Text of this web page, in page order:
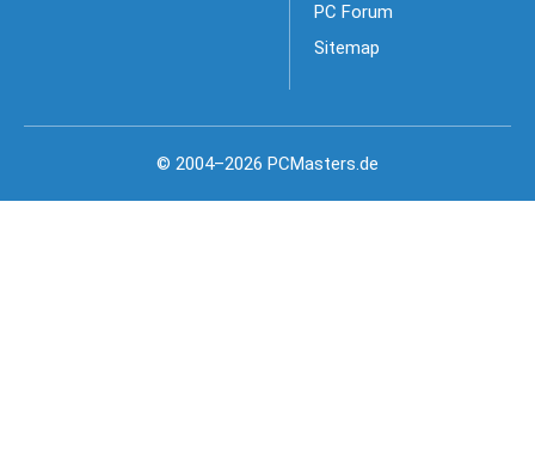
PC Forum
Sitemap
© 2004–2026 PCMasters.de